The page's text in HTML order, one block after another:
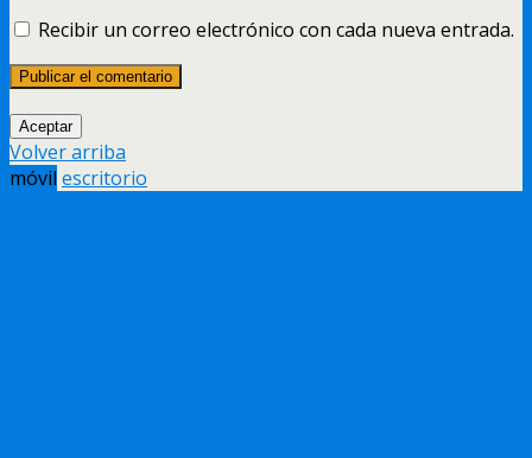
Recibir un correo electrónico con cada nueva entrada.
Aceptar
Volver arriba
móvil escritorio